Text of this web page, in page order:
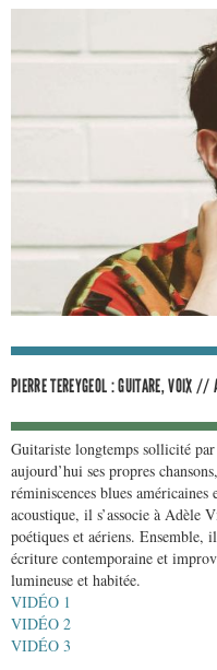
PIERRE TEREYGEOL : GUITARE, VOIX //
Guitariste longtemps sollicité
aujourd’hui ses propres
réminiscences blues
acoustique, il s’associe à Adèle
poétiques et aériens. Ensemble,
écriture contemporaine et
lumineuse et habitée.
VIDÉO 1
​VIDÉO 2
VIDÉO 3